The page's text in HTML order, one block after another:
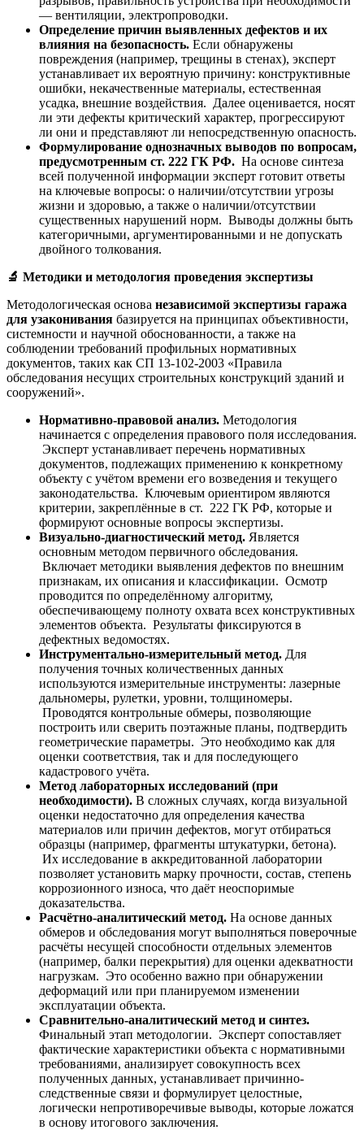
— вентиляции, электропроводки.
Определение причин выявленных дефектов и их
влияния на безопасность. Если обнаружены
повреждения (например, трещины в стенах), эксперт
устанавливает их вероятную причину: конструктивные
ошибки, некачественные материалы, естественная
усадка, внешние воздействия. Далее оценивается, носят
ли эти дефекты критический характер, прогрессируют
ли они и представляют ли непосредственную опасность.
Формулирование однозначных выводов по вопросам,
предусмотренным ст. 222 ГК РФ. На основе синтеза
всей полученной информации эксперт готовит ответы
на ключевые вопросы: о наличии/отсутствии угрозы
жизни и здоровью, а также о наличии/отсутствии
существенных нарушений норм. Выводы должны быть
категоричными, аргументированными и не допускать
двойного толкования.
🔬 Методики и методология проведения экспертизы
Методологическая основа независимой экспертизы гаража
для узаконивания базируется на принципах объективности,
системности и научной обоснованности, а также на
соблюдении требований профильных нормативных
документов, таких как СП 13-102-2003 «Правила
обследования несущих строительных конструкций зданий и
сооружений».
Нормативно-правовой анализ. Методология
начинается с определения правового поля исследования.
Эксперт устанавливает перечень нормативных
документов, подлежащих применению к конкретному
объекту с учётом времени его возведения и текущего
законодательства. Ключевым ориентиром являются
критерии, закреплённые в ст. 222 ГК РФ, которые и
формируют основные вопросы экспертизы.
Визуально-диагностический метод. Является
основным методом первичного обследования.
Включает методики выявления дефектов по внешним
признакам, их описания и классификации. Осмотр
проводится по определённому алгоритму,
обеспечивающему полноту охвата всех конструктивных
элементов объекта. Результаты фиксируются в
дефектных ведомостях.
Инструментально-измерительный метод. Для
получения точных количественных данных
используются измерительные инструменты: лазерные
дальномеры, рулетки, уровни, толщиномеры.
Проводятся контрольные обмеры, позволяющие
построить или сверить поэтажные планы, подтвердить
геометрические параметры. Это необходимо как для
оценки соответствия, так и для последующего
кадастрового учёта.
Метод лабораторных исследований (при
необходимости). В сложных случаях, когда визуальной
оценки недостаточно для определения качества
материалов или причин дефектов, могут отбираться
образцы (например, фрагменты штукатурки, бетона).
Их исследование в аккредитованной лаборатории
позволяет установить марку прочности, состав, степень
коррозионного износа, что даёт неоспоримые
доказательства.
Расчётно-аналитический метод. На основе данных
обмеров и обследования могут выполняться поверочные
расчёты несущей способности отдельных элементов
(например, балки перекрытия) для оценки адекватности
нагрузкам. Это особенно важно при обнаружении
деформаций или при планируемом изменении
эксплуатации объекта.
Сравнительно-аналитический метод и синтез.
Финальный этап методологии. Эксперт сопоставляет
фактические характеристики объекта с нормативными
требованиями, анализирует совокупность всех
полученных данных, устанавливает причинно-
следственные связи и формулирует целостные,
логически непротиворечивые выводы, которые ложатся
в основу итогового заключения.